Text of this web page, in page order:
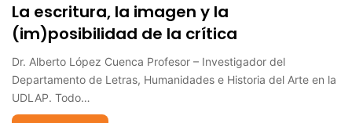
La escritura, la imagen y la
(im)posibilidad de la crítica
Dr. Alberto López Cuenca Profesor – Investigador del
Departamento de Letras, Humanidades e Historia del Arte en la
UDLAP. Todo…